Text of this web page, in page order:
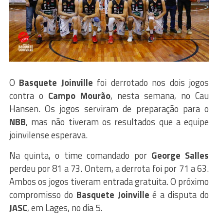
O Basquete Joinville foi derrotado nos dois jogos
contra o Campo Mourão, nesta semana, no Cau
Hansen. Os jogos serviram de preparação para o
NBB, mas não tiveram os resultados que a equipe
joinvilense esperava.
Na quinta, o time comandado porGeorge Salles
perdeu por 81 a 73. Ontem, a derrota foi por 71 a 63.
Ambos os jogos tiveram entrada gratuita. O próximo
compromisso do Basquete Joinville é a disputa do
JASC, em Lages, no dia 5.